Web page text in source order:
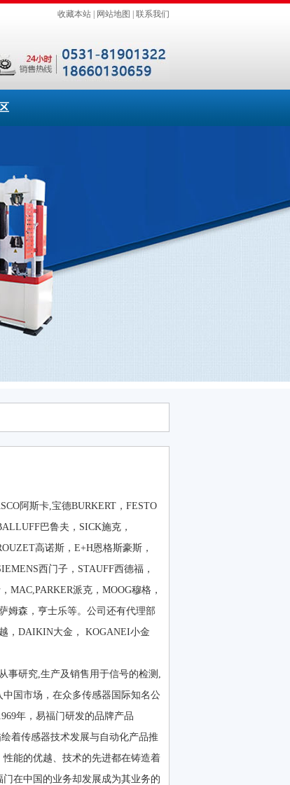
收藏本站 网站地图 联系我们
阿斯卡,宝德BURKERT，FESTO
巴鲁夫，SICK施克，
高诺斯，E+H恩格斯豪斯，
西门子，STAUFF西德福，
MAC,PARKER派克，MOOG穆格，
姆森，亨士乐等。公司还有代理部
，DAIKIN大金， KOGANEI小金
研究,生产及销售用于信号的检测,
国市场，在众多传感器国际知名公
年，易福门研发的品牌产品
着传感器技术发展与自动化产品推
能的优越、技术的先进都在铸造着
在中国的业务却发展成为其业务的